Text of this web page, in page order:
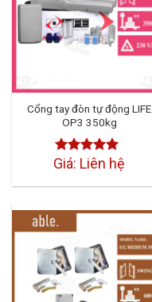
Cổng tay đòn tự động LIFE
OP3 350kg
Được xếp
5 sao
Giá: Liên hệ